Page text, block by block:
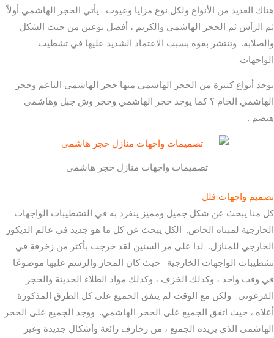
هناك العديد من الأنواع ولكل نوع مزايا وعيوب. يأتي الحجر الهاشمي أولاً
ثم الرأس ثم الحجر الهاشمي والكريم ، أفضل نوعين من حيث الشكل
والصلابة. وتنتشر بقوة بسبب الاعتماد الشديد عليها في تشطيب
الواجهات.
يوجد أنواع كثيرة من الحجر الهاشمي منها حجر الهاشمي الناعم وحجر
الهاشمي الخام ؟ كما يوجد حجر الهاشمي وحجر وش جبل وهاشمى
هيصم .
تصميمات واجهات منازل حجر هاشمى
تصميم واجهات فلل
كل منا يبحث عن شكل جميل ومميز ينفرد به في التشطيبات الواجهات
الخارجية لمبناه الخاص. الكل يبحث عن كل ما هو جديد في عالم الديكور
الخارجي للمنازل. لذا على مر السنين لقد خرجت بأكثر من زخرفة في
تشطيبات الواجهات الخارجية. حيث كان المحار والرسم عليها موضوعًا
في وقت واحد ، وكذلك الخزف ، وكذلك مواد الطلاء الحديثة والحجر
الفرعوني. ولكن مع الوقت لم يتفق الجميع على كل الطرق المذكورة
أعلاه ، حيث اتفق الجميع على الحجر الهاشمي. ووجد الجميع على الحجر
الهاشمي الذي يريده الجميع ، من زخارف رائعة وأشكال جديدة وغير